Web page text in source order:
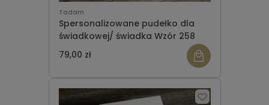
Tadam
Spersonalizowane pudełko dla
świadkowej/ świadka Wzór 258
79,00 zł